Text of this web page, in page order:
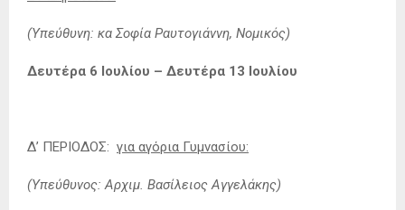
(Υπεύθυνη: κα Σοφία Ραυτογιάννη, Νομικός)
Δευτέρα 6 Ιουλίου – Δευτέρα 13 Ιουλίου
Δ’ ΠΕΡΙΟΔΟΣ: για αγόρια Γυμνασίου:
(Υπεύθυνος: Αρχιμ. Βασίλειος Αγγελάκης)